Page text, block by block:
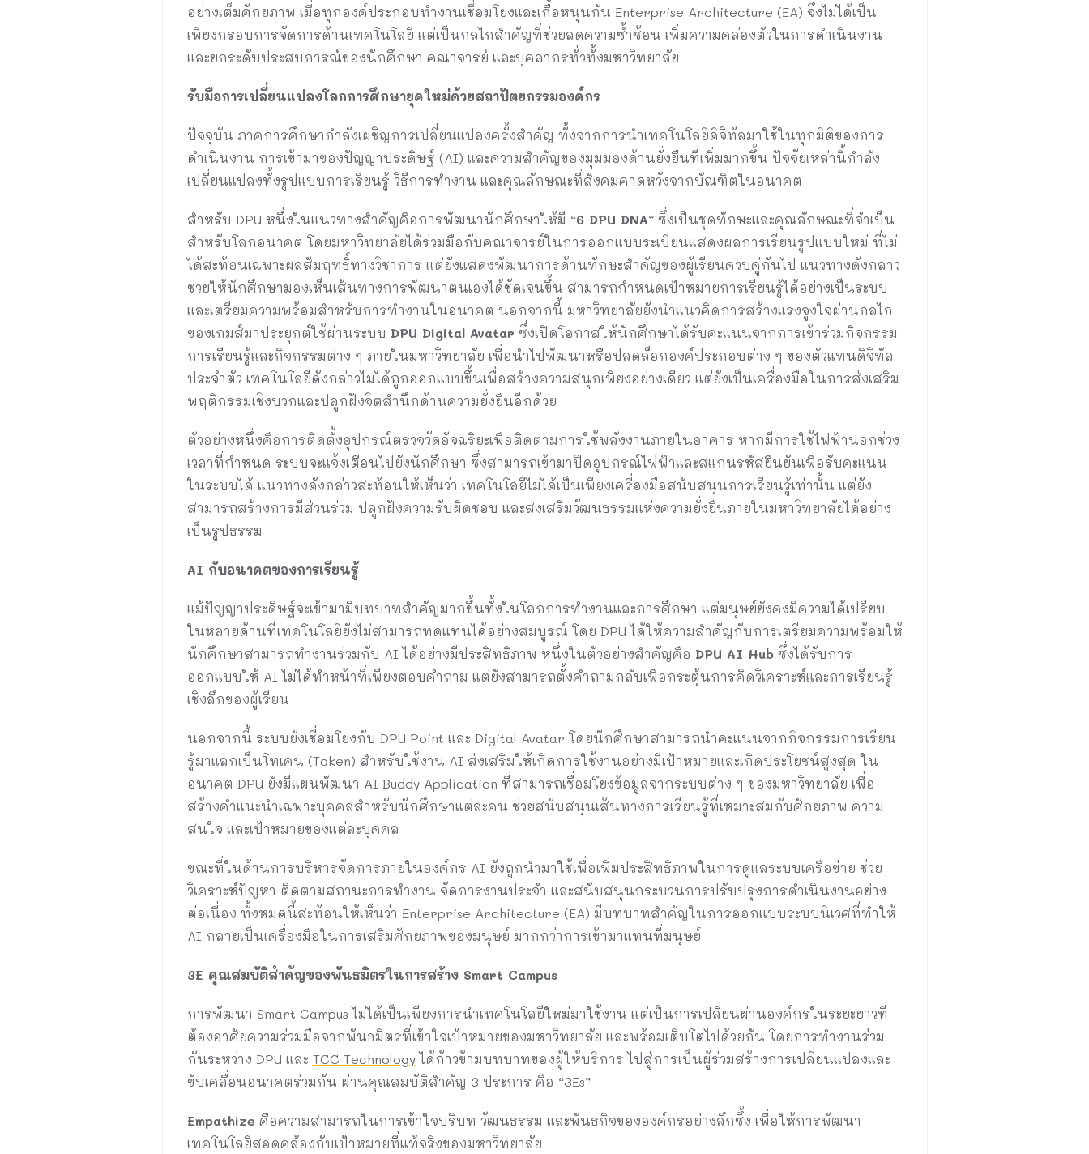
อย่างเต็มศักยภาพ เมื่อทุกองค์ประกอบทำงานเชื่อมโยงและเกื้อหนุนกัน Enterprise Architecture (EA) จึงไม่ได้เป็น
เพียงกรอบการจัดการด้านเทคโนโลยี แต่เป็นกลไกสำคัญที่ช่วยลดความซ้ำซ้อน เพิ่มความคล่องตัวในการดำเนินงาน
และยกระดับประสบการณ์ของนักศึกษา คณาจารย์ และบุคลากรทั่วทั้งมหาวิทยาลัย
รับมือการเปลี่ยนแปลงโลกการศึกษายุคใหม่ด้วยสถาปัตยกรรมองค์กร
ปัจจุบัน ภาคการศึกษากำลังเผชิญการเปลี่ยนแปลงครั้งสำคัญ ทั้งจากการนำเทคโนโลยีดิจิทัลมาใช้ในทุกมิติของการ
ดำเนินงาน การเข้ามาของปัญญาประดิษฐ์ (AI) และความสำคัญของมุมมองด้านยั่งยืนที่เพิ่มมากขึ้น ปัจจัยเหล่านี้กำลัง
เปลี่ยนแปลงทั้งรูปแบบการเรียนรู้ วิธีการทำงาน และคุณลักษณะที่สังคมคาดหวังจากบัณฑิตในอนาคต
สำหรับ DPU หนึ่งในแนวทางสำคัญคือการพัฒนานักศึกษาให้มี “6 DPU DNA” ซึ่งเป็นชุดทักษะและคุณลักษณะที่จำเป็น
สำหรับโลกอนาคต โดยมหาวิทยาลัยได้ร่วมมือกับคณาจารย์ในการออกแบบระเบียนแสดงผลการเรียนรูปแบบใหม่ ที่ไม่
ได้สะท้อนเฉพาะผลสัมฤทธิ์ทางวิชาการ แต่ยังแสดงพัฒนาการด้านทักษะสำคัญของผู้เรียนควบคู่กันไป แนวทางดังกล่าว
ช่วยให้นักศึกษามองเห็นเส้นทางการพัฒนาตนเองได้ชัดเจนขึ้น สามารถกำหนดเป้าหมายการเรียนรู้ได้อย่างเป็นระบบ
และเตรียมความพร้อมสำหรับการทำงานในอนาคต นอกจากนี้ มหาวิทยาลัยยังนำแนวคิดการสร้างแรงจูงใจผ่านกลไก
ของเกมส์มาประยุกต์ใช้ผ่านระบบ DPU Digital Avatar ซึ่งเปิดโอกาสให้นักศึกษาได้รับคะแนนจากการเข้าร่วมกิจกรรม
การเรียนรู้และกิจกรรมต่าง ๆ ภายในมหาวิทยาลัย เพื่อนำไปพัฒนาหรือปลดล็อกองค์ประกอบต่าง ๆ ของตัวแทนดิจิทัล
ประจำตัว เทคโนโลยีดังกล่าวไม่ได้ถูกออกแบบขึ้นเพื่อสร้างความสนุกเพียงอย่างเดียว แต่ยังเป็นเครื่องมือในการส่งเสริม
พฤติกรรมเชิงบวกและปลูกฝังจิตสำนึกด้านความยั่งยืนอีกด้วย
ตัวอย่างหนึ่งคือการติดตั้งอุปกรณ์ตรวจวัดอัจฉริยะเพื่อติดตามการใช้พลังงานภายในอาคาร หากมีการใช้ไฟฟ้านอกช่วง
เวลาที่กำหนด ระบบจะแจ้งเตือนไปยังนักศึกษา ซึ่งสามารถเข้ามาปิดอุปกรณ์ไฟฟ้าและสแกนรหัสยืนยันเพื่อรับคะแนน
ในระบบได้ แนวทางดังกล่าวสะท้อนให้เห็นว่า เทคโนโลยีไม่ได้เป็นเพียงเครื่องมือสนับสนุนการเรียนรู้เท่านั้น แต่ยัง
สามารถสร้างการมีส่วนร่วม ปลูกฝังความรับผิดชอบ และส่งเสริมวัฒนธรรมแห่งความยั่งยืนภายในมหาวิทยาลัยได้อย่าง
เป็นรูปธรรม
AI กับอนาคตของการเรียนรู้
แม้ปัญญาประดิษฐ์จะเข้ามามีบทบาทสำคัญมากขึ้นทั้งในโลกการทำงานและการศึกษา แต่มนุษย์ยังคงมีความได้เปรียบ
ในหลายด้านที่เทคโนโลยียังไม่สามารถทดแทนได้อย่างสมบูรณ์ โดย DPU ได้ให้ความสำคัญกับการเตรียมความพร้อมให้
นักศึกษาสามารถทำงานร่วมกับ AI ได้อย่างมีประสิทธิภาพ หนึ่งในตัวอย่างสำคัญคือ DPU AI Hubซึ่งได้รับการ
ออกแบบให้ AI ไม่ได้ทำหน้าที่เพียงตอบคำถาม แต่ยังสามารถตั้งคำถามกลับเพื่อกระตุ้นการคิดวิเคราะห์และการเรียนรู้
เชิงลึกของผู้เรียน
นอกจากนี้ ระบบยังเชื่อมโยงกับ DPU Point และ Digital Avatar โดยนักศึกษาสามารถนำคะแนนจากกิจกรรมการเรียน
รู้มาแลกเป็นโทเคน (Token) สำหรับใช้งาน AI ส่งเสริมให้เกิดการใช้งานอย่างมีเป้าหมายและเกิดประโยชน์สูงสุด ใน
อนาคต DPU ยังมีแผนพัฒนา AI Buddy Application ที่สามารถเชื่อมโยงข้อมูลจากระบบต่าง ๆ ของมหาวิทยาลัย เพื่อ
สร้างคำแนะนำเฉพาะบุคคลสำหรับนักศึกษาแต่ละคน ช่วยสนับสนุนเส้นทางการเรียนรู้ที่เหมาะสมกับศักยภาพ ความ
สนใจ และเป้าหมายของแต่ละบุคคล
ขณะที่ในด้านการบริหารจัดการภายในองค์กร AI ยังถูกนำมาใช้เพื่อเพิ่มประสิทธิภาพในการดูแลระบบเครือข่าย ช่วย
วิเคราะห์ปัญหา ติดตามสถานะการทำงาน จัดการงานประจำ และสนับสนุนกระบวนการปรับปรุงการดำเนินงานอย่าง
ต่อเนื่อง ทั้งหมดนี้สะท้อนให้เห็นว่า Enterprise Architecture (EA) มีบทบาทสำคัญในการออกแบบระบบนิเวศที่ทำให้
AI กลายเป็นเครื่องมือในการเสริมศักยภาพของมนุษย์ มากกว่าการเข้ามาแทนที่มนุษย์
3E คุณสมบัติสำคัญของพันธมิตรในการสร้าง Smart Campus
การพัฒนา Smart Campus ไม่ได้เป็นเพียงการนำเทคโนโลยีใหม่มาใช้งาน แต่เป็นการเปลี่ยนผ่านองค์กรในระยะยาวที่
ต้องอาศัยความร่วมมือจากพันธมิตรที่เข้าใจเป้าหมายของมหาวิทยาลัย และพร้อมเติบโตไปด้วยกัน โดยการทำงานร่วม
กันระหว่าง DPU และ TCC Technologyได้ก้าวข้ามบทบาทของผู้ให้บริการ ไปสู่การเป็นผู้ร่วมสร้างการเปลี่ยนแปลงและ
ขับเคลื่อนอนาคตร่วมกัน ผ่านคุณสมบัติสำคัญ 3 ประการ คือ “3Es”
Empathizeคือความสามารถในการเข้าใจบริบท วัฒนธรรม และพันธกิจขององค์กรอย่างลึกซึ้ง เพื่อให้การพัฒนา
เทคโนโลยีสอดคล้องกับเป้าหมายที่แท้จริงของมหาวิทยาลัย